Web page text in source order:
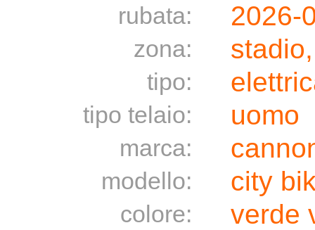
rubata: 2026-
zona:
tipo:
tipo telaio: uomo
marca:
modello: city
colore: verde